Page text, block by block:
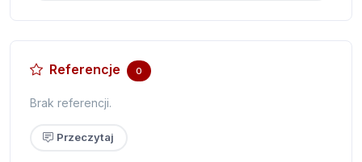
Referencje 0
Brak referencji.
Przeczytaj